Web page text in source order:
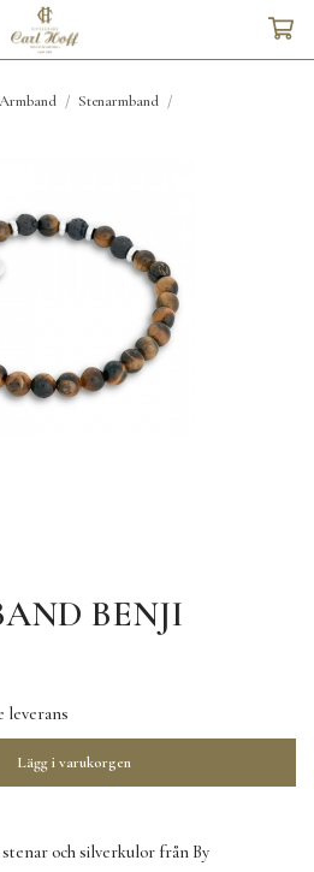
Armband / Stenarmband /
BENJI
leverans
Lägg i varukorgen
och silverkulor från By